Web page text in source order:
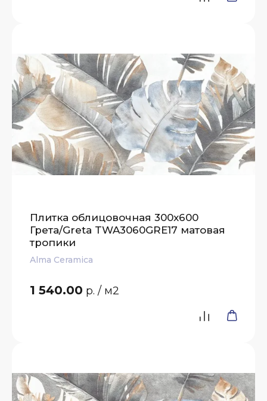
Плитка облицовочная 300x600
Грета/Greta TWA3060GRE17 матовая
тропики
Alma Ceramica
1 540.00 р. / м2